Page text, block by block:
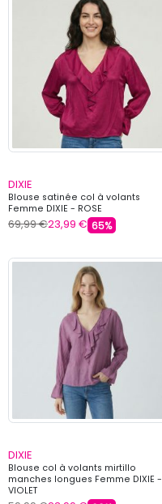
DIXIE
Blouse satinée col à volants
Femme DIXIE - ROSE
69,99 €23,99 € 65%
DIXIE
Blouse col à volants mirtillo
manches longues Femme DIXIE -
VIOLET